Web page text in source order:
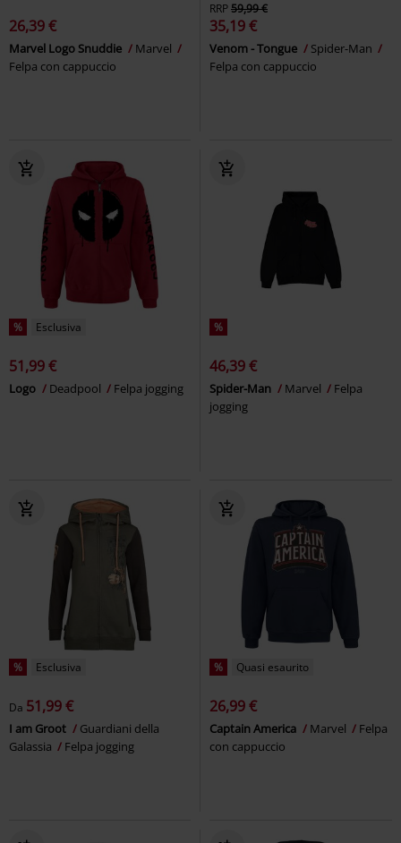
26,39 €
Marvel Logo Snuddie
Marvel
Felpa con cappuccio
RRP59,99 €
35,19 €
Venom - Tongue
Spider-Man
Felpa con cappuccio
% Esclusiva
51,99 €
Logo Deadpool Felpa jogging
%
46,39 €
Spider-Man Marvel
Felpa
jogging
% Esclusiva
Da 51,99 €
I am Groot
Guardiani della
Galassia
Felpa jogging
% Quasi esaurito
26,99 €
Captain America Marvel
Felpa
con cappuccio